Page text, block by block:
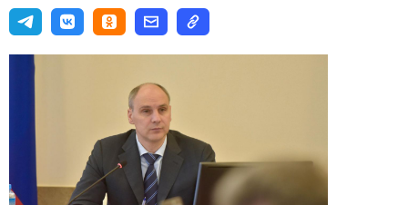
ИННОПРОМ
Топ-100 влиятельных людей Свердловской области
Авторские материалы
Видео
ТОП-100 влиятельных людей — 2025